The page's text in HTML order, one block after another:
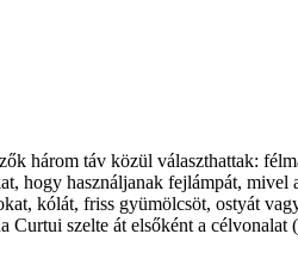
három táv közül választhattak:
hogy használjanak fejlámpát, mivel
kólát, friss gyümölcsöt, ostyát
szelte át elsőként a célvonalat